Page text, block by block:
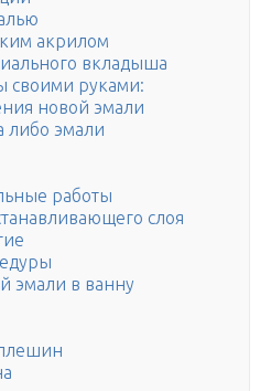
акрилом
вкладыша
своими руками:
новой эмали
либо эмали
работы
слоя
эмали в ванну